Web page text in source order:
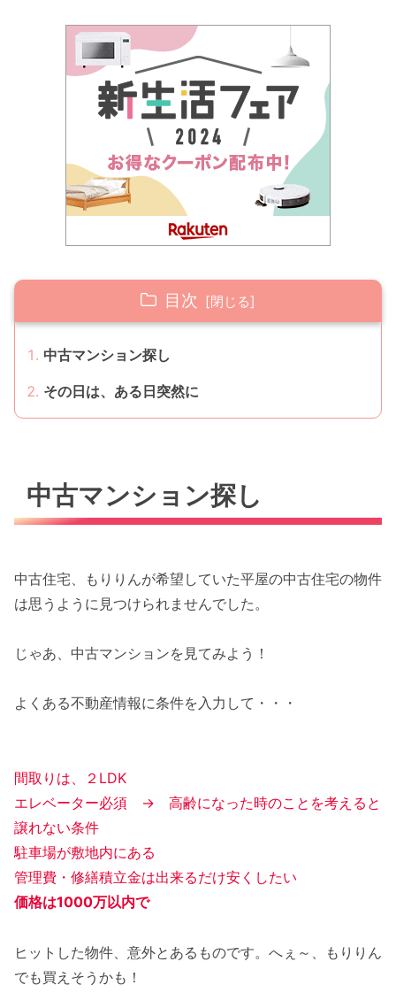
目次
中古マンション探し
その日は、ある日突然に
中古マンション探し
中古住宅、もりりんが希望していた平屋の中古住宅の物件
は思うように見つけられませんでした。
じゃあ、中古マンションを見てみよう！
よくある不動産情報に条件を入力して・・・
間取りは、２LDK
エレベーター必須 → 高齢になった時のことを考えると
譲れない条件
駐車場が敷地内にある
管理費・修繕積立金は出来るだけ安くしたい
価格は1000万以内で
ヒットした物件、意外とあるものです。へぇ～、もりりん
でも買えそうかも！